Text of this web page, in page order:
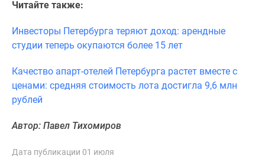
Траншевая
ипотека
Скидки
акции
Макс
Рассрочка
Читайте также:
Инвесторы Петербурга теряют доход: арендные
студии теперь окупаются более 15 лет
Качество апарт-отелей Петербурга растет вместе с
ценами: средняя стоимость лота достигла 9,6 млн
рублей
Автор: Павел Тихомиров
Дата публикации 01 июля